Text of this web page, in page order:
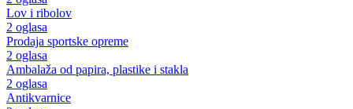
Lov i ribolov
2 oglasa
Prodaja sportske opreme
2 oglasa
Ambalaža od papira, plastike i stakla
2 oglasa
Antikvarnice